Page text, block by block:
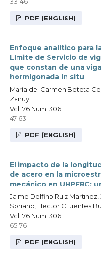
PDF (ENGLISH)
Enfoque analítico para
Límite de Servicio de
que constan de una
hormigonada in situ
María del Carmen Beteta
Zanuy
Vol. 76 Num. 306
47-63
PDF (ENGLISH)
El impacto de la
de acero en la
mecánico en UHPFRC:
Jaime Delfino Ruiz Martinez,
Soriano, Hector Cifuentes
Vol. 76 Num. 306
65-76
PDF (ENGLISH)